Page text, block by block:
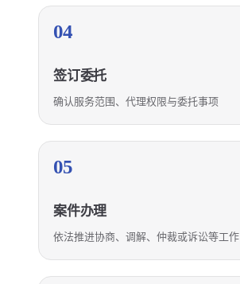
04
签订委托
确认服务范围、代理权限与委托事项
05
案件办理
依法推进协商、调解、仲裁或诉讼等工作